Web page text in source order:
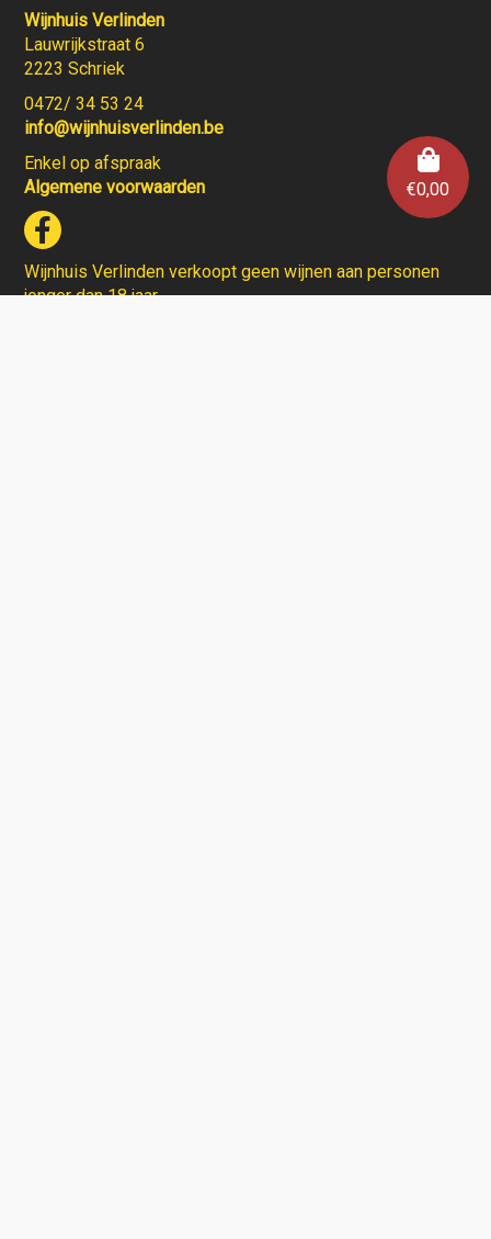
€0,00
Wijnhuis Verlinden
Lauwrijkstraat 6
2223 Schriek
0472/ 34 53 24
info@wijnhuisverlinden.be
Enkel op afspraak
Algemene voorwaarden
Wijnhuis Verlinden verkoopt geen wijnen aan personen
jonger dan 18 jaar.